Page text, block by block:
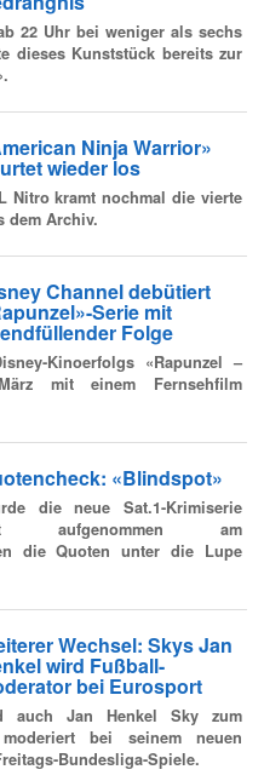
22 Uhr bei weniger als sechs
dieses Kunststück bereits zur
Ninja Warrior»
wieder los
Nitro kramt nochmal die vierte
dem Archiv.
Channel debütiert
Serie mit
Folge
Kinoerfolgs «Rapunzel –
mit einem Fernsehfilm
«Blindspot»
die neue Sat.1-Krimiserie
aufgenommen am
die Quoten unter die Lupe
Wechsel: Skys Jan
wird Fußball-
bei Eurosport
auch Jan Henkel Sky zum
bei seinem neuen
Bundesliga-Spiele.